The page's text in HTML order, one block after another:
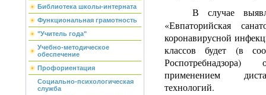
Библиотека школы-интерната
Функциональная грамотность
"Учитель года"
Учебно-методическое
обеспечение
Профориентация
Социально-психологическая
служба
В случае
«Евпаторийская
коронавирусной
классов будет (в
применением
технологий.